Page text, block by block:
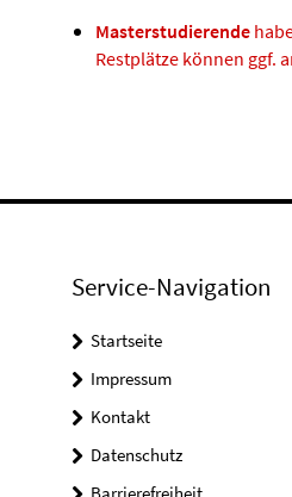
Masterstudierende
Restplätze können ggf.
Service-Navigation
Startseite
Impressum
Kontakt
Datenschutz